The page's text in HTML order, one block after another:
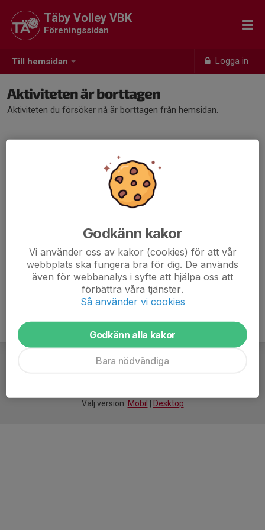
Till hemsidan Logga in
Täby Volley VBK
Föreningssidan
Aktiviteten är borttagen
Aktiviteten du försöker nå är borttagen från hemsidan.
Välj version: Mobil Desktop
Godkänn kakor
Vi använder oss av kakor (cookies) för att vår
webbplats ska fungera bra för dig. De används
även för webbanalys i syfte att hjälpa oss att
förbättra våra tjänster.
Så använder vi cookies
Godkänn alla kakor
Bara nödvändiga